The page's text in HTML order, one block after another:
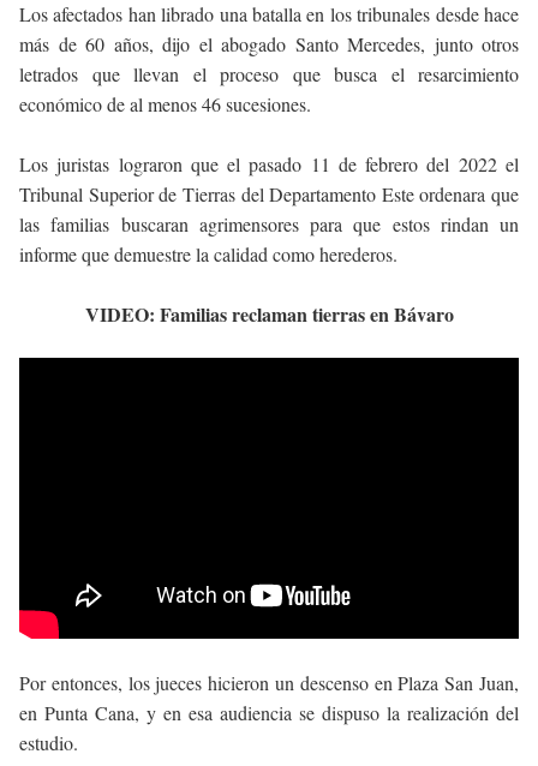
Los afectados han librado una batalla en los tribunales desde hace
más de 60 años, dijo el abogado Santo Mercedes, junto otros
letrados que llevan el proceso que busca el resarcimiento
económico de al menos 46 sucesiones.
Los juristas lograron que el pasado 11 de febrero del 2022 el
Tribunal Superior de Tierras del Departamento Este ordenara que
las familias buscaran agrimensores para que estos rindan un
informe que demuestre la calidad como herederos.
VIDEO: Familias reclaman tierras en Bávaro
Por entonces, los jueces hicieron un descenso en Plaza San Juan,
en Punta Cana, y en esa audiencia se dispuso la realización del
estudio.